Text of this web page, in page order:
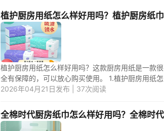
植护厨房用纸怎么样好用吗？植护厨房纸
植护厨房用纸怎么样好用吗？这款厨房用纸是一款
全有保障的，可以放心购买使用。 1.植护厨房用纸
2026年04月21日发布 | 37次阅读
全棉时代厨房纸巾怎么样好用吗？全棉时